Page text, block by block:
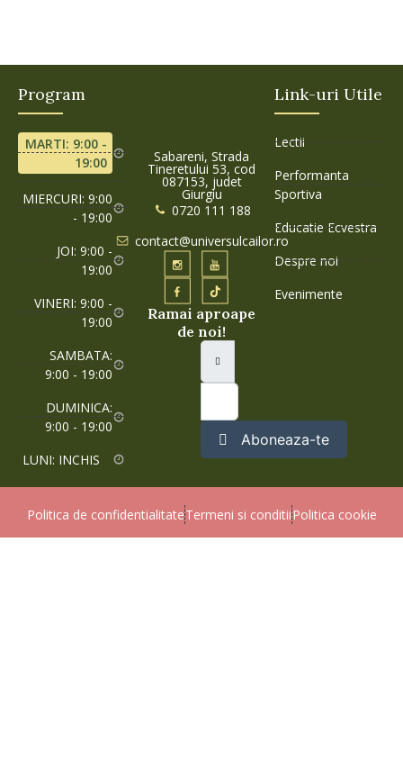
Program
MARTI: 9:00 -
19:00
MIERCURI: 9:00
- 19:00
JOI: 9:00 -
19:00
VINERI: 9:00 -
19:00
SAMBATA:
9:00 - 19:00
DUMINICA:
9:00 - 19:00
LUNI: INCHIS
Sabareni, Strada
Tineretului 53, cod
087153, judet
Giurgiu
0720 111 188
contact@universulcailor.ro
Ramai aproape
de noi!
Aboneaza-te
Link-uri Utile
Lectii
Performanta
Sportiva
Educatie Ecvestra
Despre noi
Evenimente
Politica de confidentialitateTermeni si conditiiPolitica cookie